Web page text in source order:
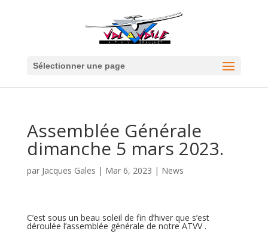
Sélectionner une page
Assemblée Générale
dimanche 5 mars 2023.
par Jacques Gales | Mar 6, 2023 | News
C’est sous un beau soleil de fin d’hiver que s’est
déroulée l’assemblée générale de notre ATVV .